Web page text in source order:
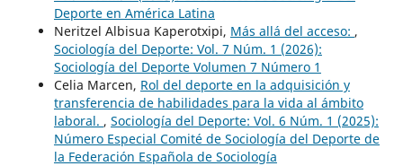
Deporte en América Latina
Neritzel Albisua Kaperotxipi, Más allá del acceso: ,
Sociología del Deporte: Vol. 7 Núm. 1 (2026):
Sociología del Deporte Volumen 7 Número 1
Celia Marcen, Rol del deporte en la adquisición y
transferencia de habilidades para la vida al ámbito
laboral. , Sociología del Deporte: Vol. 6 Núm. 1 (2025):
Número Especial Comité de Sociología del Deporte de
la Federación Española de Sociología